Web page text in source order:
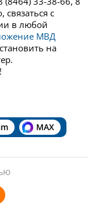
с
в любой
МВД
на
MAX